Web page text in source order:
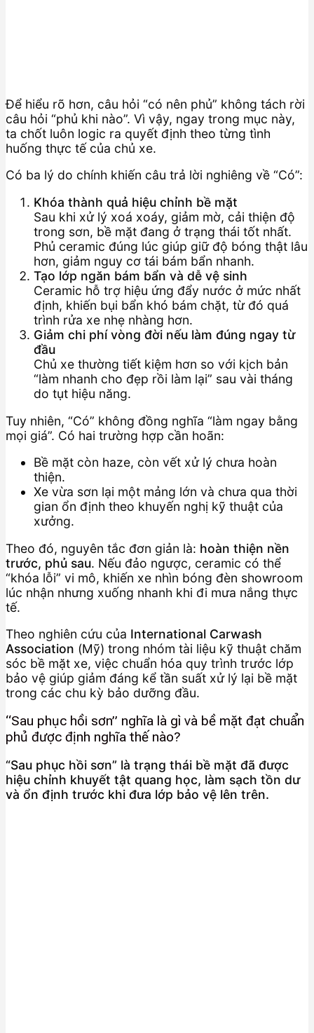
Để hiểu rõ hơn, câu hỏi “có nên phủ” không tách rời
câu hỏi “phủ khi nào”. Vì vậy, ngay trong mục này,
ta chốt luôn logic ra quyết định theo từng tình
huống thực tế của chủ xe.
Có ba lý do chính khiến câu trả lời nghiêng về “Có”:
Khóa thành quả hiệu chỉnh bề mặt
Sau khi xử lý xoá xoáy, giảm mờ, cải thiện độ
trong sơn, bề mặt đang ở trạng thái tốt nhất.
Phủ ceramic đúng lúc giúp giữ độ bóng thật lâu
hơn, giảm nguy cơ tái bám bẩn nhanh.
Tạo lớp ngăn bám bẩn và dễ vệ sinh
Ceramic hỗ trợ hiệu ứng đẩy nước ở mức nhất
định, khiến bụi bẩn khó bám chặt, từ đó quá
trình rửa xe nhẹ nhàng hơn.
Giảm chi phí vòng đời nếu làm đúng ngay từ
đầu
Chủ xe thường tiết kiệm hơn so với kịch bản
“làm nhanh cho đẹp rồi làm lại” sau vài tháng
do tụt hiệu năng.
Tuy nhiên, “Có” không đồng nghĩa “làm ngay bằng
mọi giá”. Có hai trường hợp cần hoãn:
Bề mặt còn haze, còn vết xử lý chưa hoàn
thiện.
Xe vừa sơn lại một mảng lớn và chưa qua thời
gian ổn định theo khuyến nghị kỹ thuật của
xưởng.
Theo đó, nguyên tắc đơn giản là: hoàn thiện nền
trước, phủ sau. Nếu đảo ngược, ceramic có thể
“khóa lỗi” vi mô, khiến xe nhìn bóng đèn showroom
lúc nhận nhưng xuống nhanh khi đi mưa nắng thực
tế.
Theo nghiên cứu của International Carwash
Association (Mỹ) trong nhóm tài liệu kỹ thuật chăm
sóc bề mặt xe, việc chuẩn hóa quy trình trước lớp
bảo vệ giúp giảm đáng kể tần suất xử lý lại bề mặt
trong các chu kỳ bảo dưỡng đầu.
“Sau phục hồi sơn” nghĩa là gì và bề mặt đạt chuẩn
phủ được định nghĩa thế nào?
“Sau phục hồi sơn” là trạng thái bề mặt đã được
hiệu chỉnh khuyết tật quang học, làm sạch tồn dư
và ổn định trước khi đưa lớp bảo vệ lên trên.